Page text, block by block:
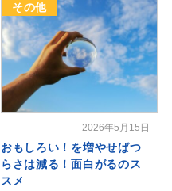
その他
2026年5月15日
おもしろい！を増やせばつ
らさは減る！面白がるのス
スメ